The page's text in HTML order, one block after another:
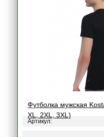
Футболка мужская
XL, 2XL, 3XL)
Артикул: